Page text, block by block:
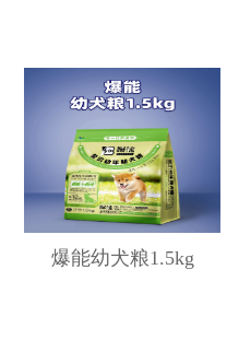
爆能幼犬粮1.5kg